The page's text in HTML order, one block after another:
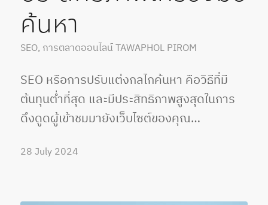
ค้นหา
SEO, การตลาดออนไลน์ TAWAPHOL PIROM
SEO หรือการปรับแต่งกลไกค้นหา คือวิธีที่มี
ต้นทุนต่ำที่สุด และมีประสิทธิภาพสูงสุดในการ
ดึงดูดผู้เข้าชมมายังเว็บไซต์ของคุณ…
28 July 2024